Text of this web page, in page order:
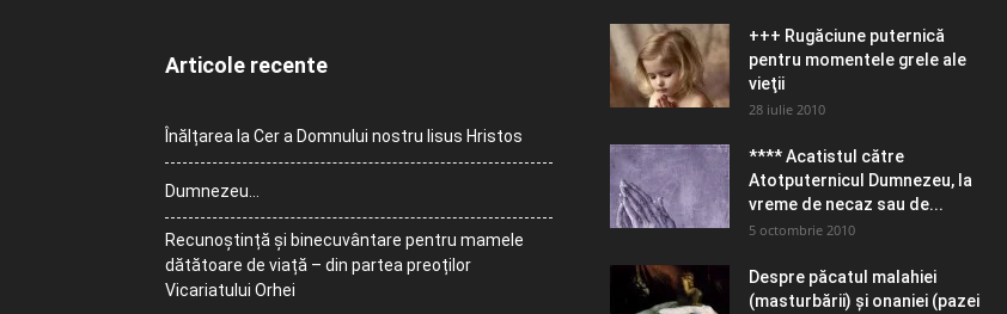
Articole recente
Înălțarea la Cer a Domnului nostru Iisus Hristos
Dumnezeu…
Recunoștință și binecuvântare pentru mamele
dătătoare de viață – din partea preoților
Vicariatului Orhei
+++ Rugăciune puternică
pentru momentele grele ale
vieţii
28 iulie 2010
**** Acatistul către
Atotputernicul Dumnezeu, la
vreme de necaz sau de...
5 octombrie 2010
Despre păcatul malahiei
(masturbării) şi onaniei (pazei